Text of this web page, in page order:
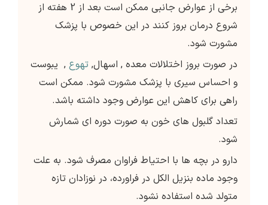
برخی از عوارض جانبی ممکن است بعد از 2 هفته از
شروع درمان بروز کنند در این خصوص با پزشک
مشورت شود.
در صورت بروز اختلالات معده , اسهال, تهوع , یبوست
و احساس سیری با پزشک مشورت شود. ممکن است
راهی برای کاهش این عوارض وجود داشته باشد.
تعداد گلبول های خون به صورت دوره ای شمارش
شود.
دارو در بچه ها با احتیاط فراوان مصرف شود. به علت
وجود ماده بنزیل الکل در فراورده، در نوزادان تازه
متولد شده استفاده نشود.